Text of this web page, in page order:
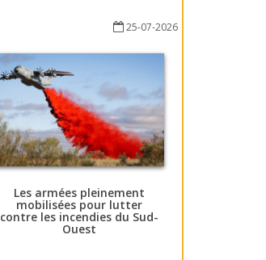
25-07-2026
Les armées pleinement
mobilisées pour lutter
contre les incendies du Sud-
Ouest